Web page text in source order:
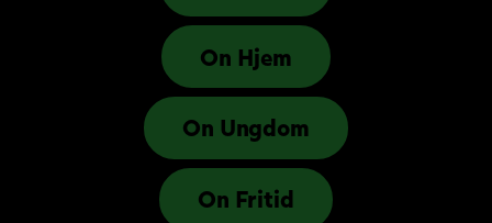
On Hjem
On Ungdom
On Fritid